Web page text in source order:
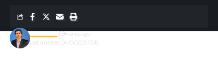
Last updated: 04/01/2023 13:36
Redacción 4 años ago